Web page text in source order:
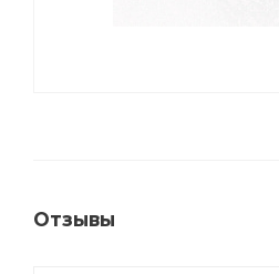
Отзывы